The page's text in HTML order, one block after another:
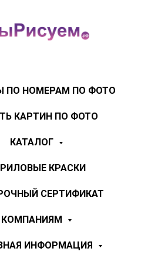
ПО НОМЕРАМ ПО ФОТО
КАРТИН ПО ФОТО
КАТАЛОГ
КРАСКИ
СЕРТИФИКАТ
КОМПАНИЯМ
ИНФОРМАЦИЯ